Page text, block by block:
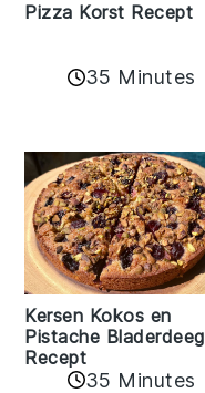
Pizza Korst Recept
35 Minutes
Kersen Kokos en
Pistache Bladerdeeg
Recept
35 Minutes